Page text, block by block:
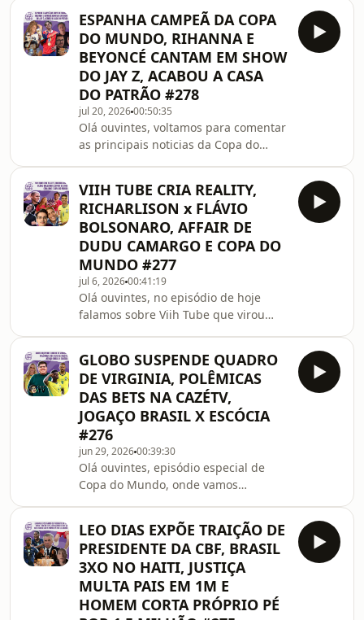
fez a Virgínia Fonseca apagar as
propagandas de bet que ela divulgou
durante a copa.Também comentamos
sobre o cancelamento da Karen
Bachini por usa IA nas artes do seu
projeto de mail club, dizendo que
eram artes autorais, e também
falamos sobre a ex-funcionária que
quis surfar na onda de c
ESPANHA CAMPEÃ DA COPA
DO MUNDO, RIHANNA E
BEYONCÉ CANTAM EM SHOW
DO JAY Z, ACABOU A CASA
DO PATRÃO #278
jul 20, 202600:50:35
Olá ouvintes, voltamos para comentar
as principais noticias da Copa do
outras fofocas da copa. Também
falamos do milagre que Jay Z
conseguiu realizar: fazer a Rihanna e
a Beyoncé sair de casa para cantar no
show dele.Além disso teve tutor que
ficou revoltado por não poder entrar
no cinema com seus gatos gremistas,
um loja sem n
VIIH TUBE CRIA REALITY,
RICHARLISON x FLÁVIO
BOLSONARO, AFFAIR DE
DUDU CAMARGO E COPA DO
MUNDO #277
jul 6, 202600:41:19
Olá ouvintes, no episódio de hoje
falamos sobre Viih Tube que virou
Também comentamos a disputa entre
Richarlison e Flávio Bolsonaro por
uma mansão milionária, teve também
a declaração de Pedro Arimateya, o
apresentador afirmou ter vivido um
affair com Dudu Camargo, e ainda
fazemos nossos palpites para os
próximos jogos da Copa do Mu
GLOBO SUSPENDE QUADRO
DE VIRGINIA, POLÊMICAS
DAS BETS NA CAZÉTV,
JOGAÇO BRASIL X ESCÓCIA
#276
jun 29, 202600:39:30
Olá ouvintes, episódio especial de
Copa do Mundo, onde vamos
ultima semana. Tivemos Virginia
Fonseca perdendo seu grande quadro
na Globo sendo comentarista da
Copa. Teve muuuuita polêmica sobre
a quantidade de propaganda de bets
durante as transmissões na CazéTV,
LEO DIAS EXPÕE TRAIÇÃO DE
PRESIDENTE DA CBF, BRASIL
3XO NO HAITI, JUSTIÇA
MULTA PAIS EM 1M E
HOMEM CORTA PRÓPRIO PÉ